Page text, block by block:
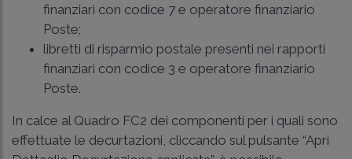
finanziari con codice 7 e operatore finanziario
Poste;
libretti di risparmio postale presenti nei rapporti
finanziari con codice 3 e operatore finanziario
Poste.
In calce al Quadro FC2 dei componenti per i quali sono
effettuate le decurtazioni, cliccando sul pulsante “Apri